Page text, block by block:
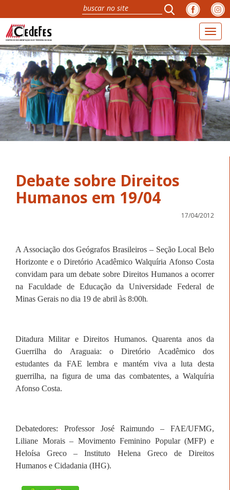
Debate sobre Direitos
17/04/2012
A Associação dos Geógrafos Brasileiros – Seção Local Belo
Horizonte e o Diretório Acadêmico Walquíria Afonso Costa
convidam para um debate sobre Direitos Humanos a ocorrer
na Faculdade de Educação da Universidade Federal de
Minas Gerais no dia 19 de abril às 8:00h.
Ditadura Militar e Direitos Humanos. Quarenta anos da
Guerrilha do Araguaia: o Diretório Acadêmico dos
estudantes da FAE lembra e mantém viva a luta desta
guerrilha, na figura de uma das combatentes, a Walquíria
Afonso Costa.
Debatedores: Professor José Raimundo – FAE/UFMG,
Liliane Morais – Movimento Feminino Popular (MFP) e
Heloísa Greco – Instituto Helena Greco de Direitos
Humanos e Cidadania (IHG).